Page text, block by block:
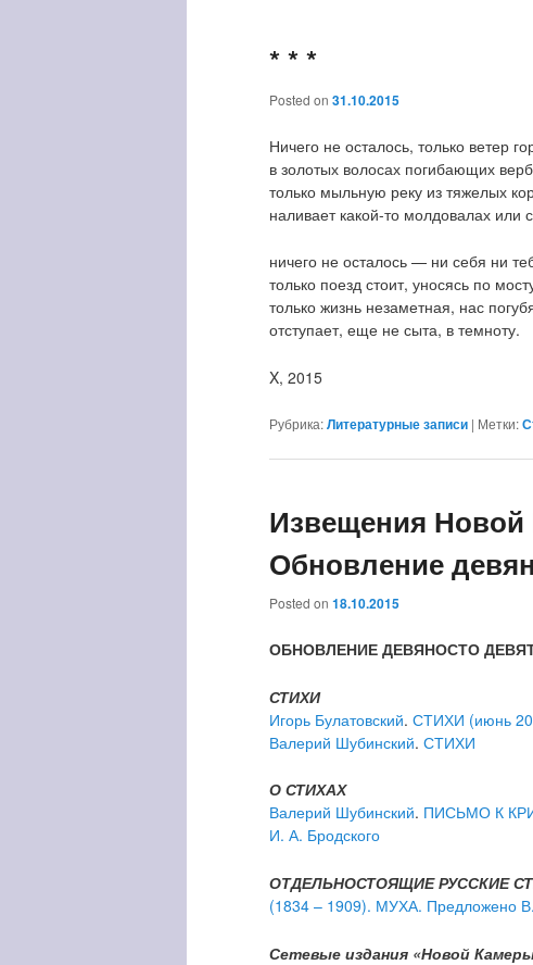
* * *
Posted on 31.10.2015
Ничего не осталось, только ветер
в золотых волосах погибающих
только мыльную реку из тяжелых
наливает какой-то молдовалах или
ничего не осталось — ни себя ни
только поезд стоит, уносясь по
только жизнь незаметная, нас
отступает, еще не сыта, в темноту.
X, 2015
Рубрика:Литературные записи | Метки:
Извещения
Обновление
Posted on 18.10.2015
ОБНОВЛЕНИЕ ДЕВЯНОСТО
СТИХИ
Игорь Булатовский. СТИХИ (июнь
Валерий Шубинский. СТИХИ
О СТИХАХ
Валерий Шубинский. ПИСЬМО К
И. А. Бродского
ОТДЕЛЬНОСТОЯЩИЕ РУССКИЕ
(1834 – 1909). МУХА. Предложено
Сетевые издания «Новой